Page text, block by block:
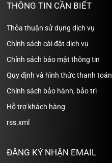
THÔNG TIN CẦN BIẾT
Thỏa thuận sử dụng dịch vụ
Chính sách cài đặt dịch vụ
Chính sách bảo mật thông tin
Quy định và hình thức thanh toán
Chính sách bảo hành, bảo trì
Hỗ trợ khách hàng
rss.xml
ĐĂNG KÝ NHẬN EMAIL